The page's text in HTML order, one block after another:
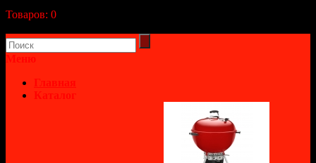
Товаров: 0
Меню
Главная
Каталог